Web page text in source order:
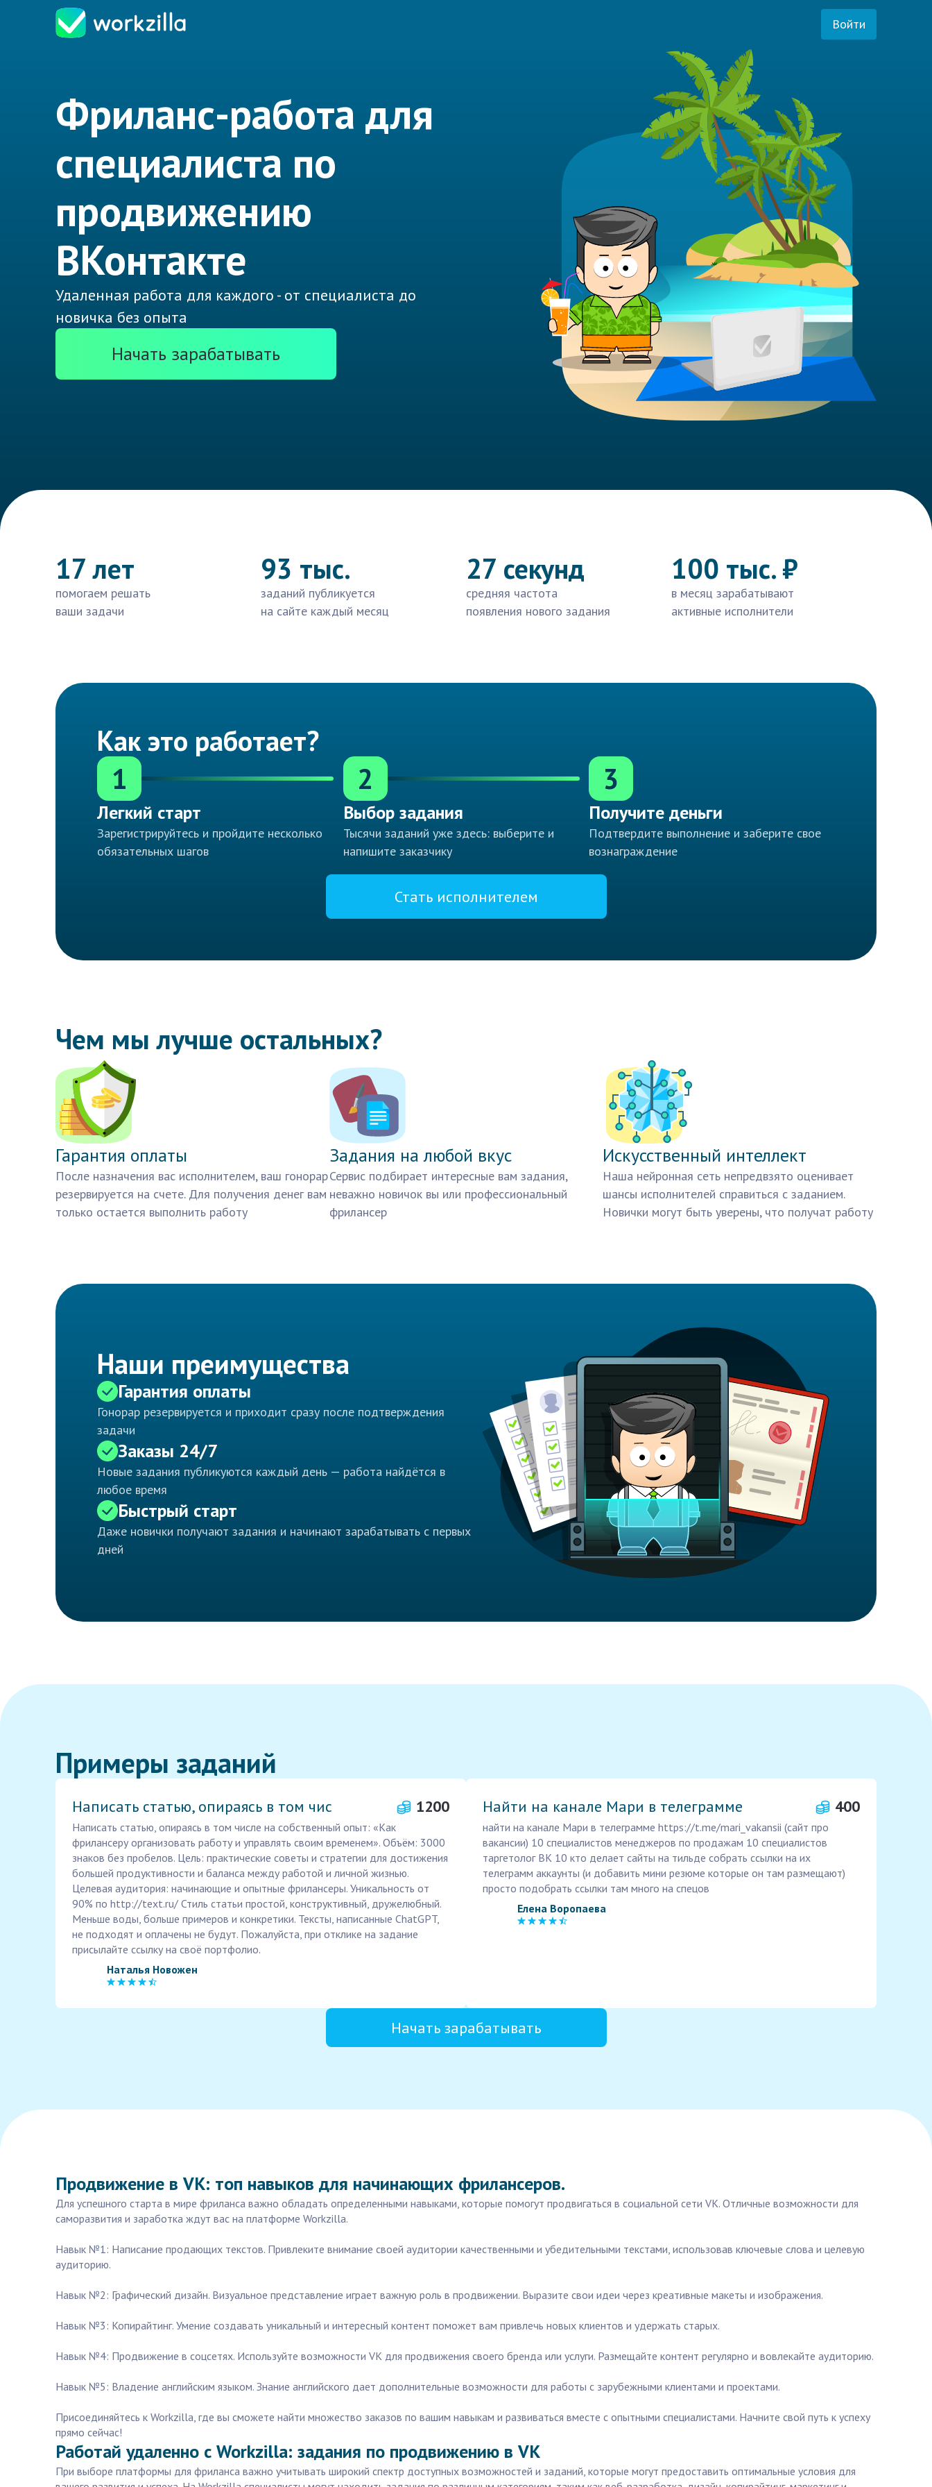
Войти
Фриланс-работа для
специалиста по
продвижению
ВКонтакте
Удаленная работа для каждого - от специалиста до
новичка без опыта
Начать зарабатывать
17 лет
помогаем решать
ваши задачи
93 тыс.
заданий публикуется
на сайте каждый месяц
27 секунд
средняя частота
появления нового задания
100 тыс. ₽
в месяц зарабатывают
активные исполнители
Как это работает?
1
Легкий старт
Зарегистрируйтесь и пройдите несколько
обязательных шагов
2
Выбор задания
Тысячи заданий уже здесь: выберите и
напишите заказчику
3
Получите деньги
Подтвердите выполнение и заберите свое
вознаграждение
Стать исполнителем
Чем мы лучше остальных?
Гарантия оплаты
После назначения вас исполнителем, ваш гонорар
резервируется на счете. Для получения денег вам
только остается выполнить работу
Задания на любой вкус
Сервис подбирает интересные вам задания,
неважно новичок вы или профессиональный
фрилансер
Искусственный интеллект
Наша нейронная сеть непредвзято оценивает
шансы исполнителей справиться с заданием.
Новички могут быть уверены, что получат работу
Наши преимущества
Гарантия оплаты
Гонорар резервируется и приходит сразу после подтверждения
задачи
Заказы 24/7
Новые задания публикуются каждый день — работа найдётся в
любое время
Быстрый старт
Даже новички получают задания и начинают зарабатывать с первых
дней
Примеры заданий
Написать статью, опираясь в том чис 1200
Написать статью, опираясь в том числе на собственный опыт: «Как
фрилансеру организовать работу и управлять своим временем». Объём: 3000
знаков без пробелов. Цель: практические советы и стратегии для достижения
большей продуктивности и баланса между работой и личной жизнью.
Целевая аудитория: начинающие и опытные фрилансеры. Уникальность от
90% по http://text.ru/ Стиль статьи простой, конструктивный, дружелюбный.
Меньше воды, больше примеров и конкретики. Тексты, написанные ChatGPT,
не подходят и оплачены не будут. Пожалуйста, при отклике на задание
присылайте ссылку на своё портфолио.
Наталья Новожен
Найти на канале Мари в телеграмме 400
найти на канале Мари в телеграмме https://t.me/mari_vakansii (сайт про
вакансии) 10 специалистов менеджеров по продажам 10 специалистов
таргетолог ВК 10 кто делает сайты на тильде собрать ссылки на их
телеграмм аккаунты (и добавить мини резюме которые он там размещают)
просто подобрать ссылки там много на спецов
Елена Воропаева
Начать зарабатывать
Продвижение в VK: топ навыков для начинающих фрилансеров.
Для успешного старта в мире фриланса важно обладать определенными навыками, которые помогут продвигаться в социальной сети VK. Отличные возможности для
саморазвития и заработка ждут вас на платформе Workzilla.
Навык №1: Написание продающих текстов. Привлеките внимание своей аудитории качественными и убедительными текстами, использовав ключевые слова и целевую
аудиторию.
Навык №2: Графический дизайн. Визуальное представление играет важную роль в продвижении. Выразите свои идеи через креативные макеты и изображения.
Навык №3: Копирайтинг. Умение создавать уникальный и интересный контент поможет вам привлечь новых клиентов и удержать старых.
Навык №4: Продвижение в соцсетях. Используйте возможности VK для продвижения своего бренда или услуги. Размещайте контент регулярно и вовлекайте аудиторию.
Навык №5: Владение английским языком. Знание английского дает дополнительные возможности для работы с зарубежными клиентами и проектами.
Присоединяйтесь к Workzilla, где вы сможете найти множество заказов по вашим навыкам и развиваться вместе с опытными специалистами. Начните свой путь к успеху
прямо сейчас!
Работай удаленно с Workzilla: задания по продвижению в VK
При выборе платформы для фриланса важно учитывать широкий спектр доступных возможностей и заданий, которые могут предоставить оптимальные условия для